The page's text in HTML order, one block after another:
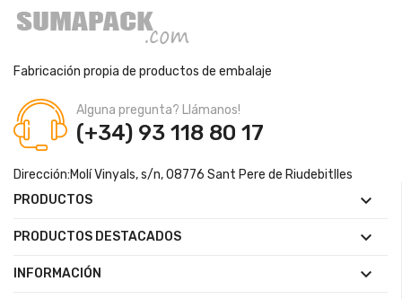
Fabricación propia de productos de embalaje
Alguna pregunta? Llámanos!
(+34) 93 118 80 17
Dirección:Molí Vinyals, s/n, 08776 Sant Pere de Riudebitlles
PRODUCTOS

PRODUCTOS DESTACADOS 
INFORMACIÓN 